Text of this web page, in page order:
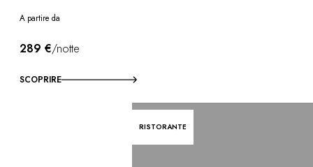
FAQ
RISTORANTI
I NOSTRI IMPEGNI
A partire da
289 €/notte
SCOPRIRE
RISTORANTE